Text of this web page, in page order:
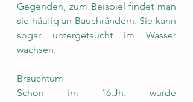
Gegenden, zum Beispiel findet man
sie häufig an Bauchrändern. Sie kann
sogar untergetaucht im Wasser
wachsen.
Brauchtum
Schon im 16.Jh. wurde